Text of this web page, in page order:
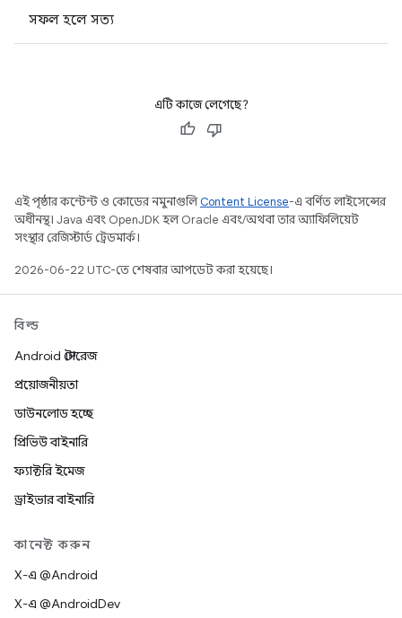
সফল হলে সত্য
এটি কাজে লেগেছে?
এই পৃষ্ঠার কন্টেন্ট ও কোডের নমুনাগুলিContent License-এ বর্ণিত লাইসেন্সের
অধীনস্থ। Java এবং OpenJDK হল Oracle এবং/অথবা তার অ্যাফিলিয়েট
সংস্থার রেজিস্টার্ড ট্রেডমার্ক।
2026-06-22 UTC-তে শেষবার আপডেট করা হয়েছে।
বিল্ড
Android স্টোরেজ
প্রয়োজনীয়তা
ডাউনলোড হচ্ছে
প্রিভিউ বাইনারি
ফ্যাক্টরি ইমেজ
ড্রাইভার বাইনারি
কানেক্ট করুন
X-এ @Android
X-এ @AndroidDev